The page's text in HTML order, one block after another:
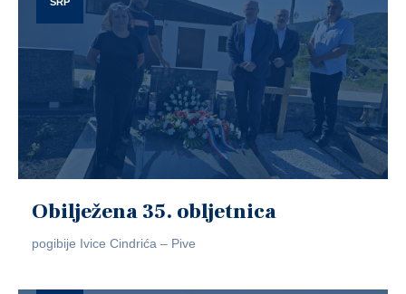
Obilježena 35. obljetnica
pogibije Ivice Cindrića – Pive